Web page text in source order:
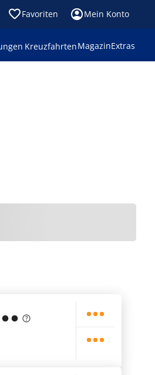
Favoriten Mein Konto
KreuzfahrtenMagazinExtras